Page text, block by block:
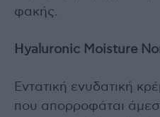
φακής.
Hyaluronic Moisture
Εντατική ενυδατική
που απορροφάται